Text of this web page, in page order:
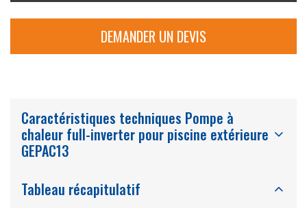
DEMANDER UN DEVIS
Caractéristiques techniques Pompe à
chaleur full-inverter pour piscine extérieure
GEPAC13
Tableau récapitulatif